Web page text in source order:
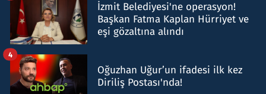
İzmit Belediyesi'ne operasyon!
Başkan Fatma Kaplan Hürriyet ve
eşi gözaltına alındı
Oğuzhan Uğur’un ifadesi ilk kez
Diriliş Postası'nda!
4